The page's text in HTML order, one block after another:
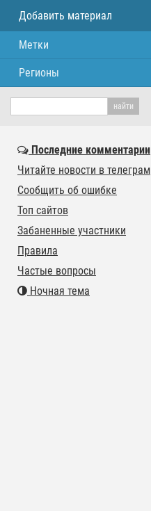
Добавить материал
Метки
Регионы
Последние комментарии
Читайте новости в телеграм
Сообщить об ошибке
Топ сайтов
Забаненные участники
Правила
Частые вопросы
Ночная тема